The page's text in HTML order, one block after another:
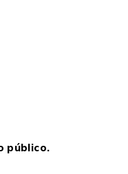
público.